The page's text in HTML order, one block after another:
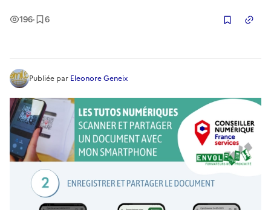
ont été les principales causes de recherche d’assistance en
196Vues
· 6Enregistrement
Publiée par Eleonore Geneix